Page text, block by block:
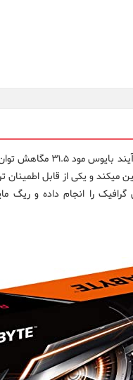
و سایر ارز های دیجیتال با مصرف برق 80 وات تامین
را انجام داده و ریگ